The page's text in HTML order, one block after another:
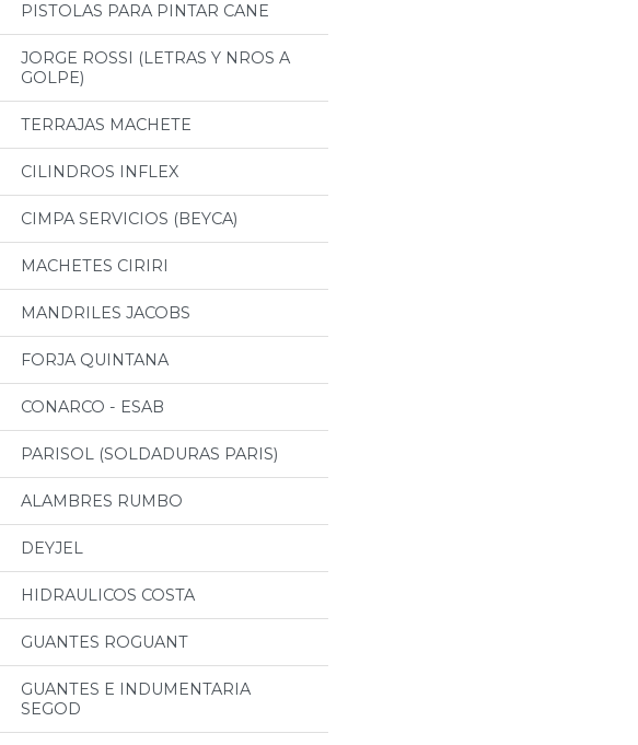
PISTOLAS PARA PINTAR CANE
JORGE ROSSI (LETRAS Y NROS A
GOLPE)
TERRAJAS MACHETE
CILINDROS INFLEX
CIMPA SERVICIOS (BEYCA)
MACHETES CIRIRI
MANDRILES JACOBS
FORJA QUINTANA
CONARCO - ESAB
PARISOL (SOLDADURAS PARIS)
ALAMBRES RUMBO
DEYJEL
HIDRAULICOS COSTA
GUANTES ROGUANT
GUANTES E INDUMENTARIA
SEGOD